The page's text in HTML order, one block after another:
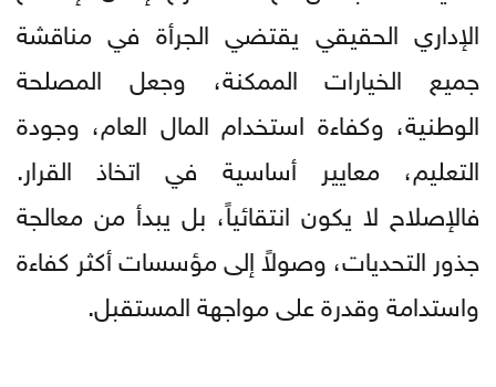
الإداري الحقيقي يقتضي الجرأة في مناقشة
جميع الخيارات الممكنة، وجعل المصلحة
الوطنية، وكفاءة استخدام المال العام، وجودة
التعليم، معايير أساسية في اتخاذ القرار.
فالإصلاح لا يكون انتقائياً، بل يبدأ من معالجة
جذور التحديات، وصولاً إلى مؤسسات أكثر كفاءة
واستدامة وقدرة على مواجهة المستقبل.